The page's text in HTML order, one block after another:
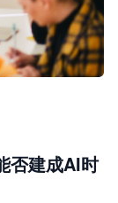
否建成AI时